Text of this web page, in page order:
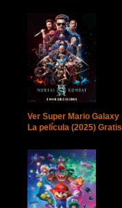
Ver Super Mario Galaxy
La película (2025) Gratis